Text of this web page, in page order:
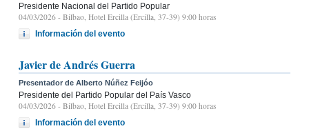
Presidente Nacional del Partido Popular
04/03/2026 - Bilbao, Hotel Ercilla (Ercilla, 37-39) 9:00 horas
Información del evento
Javier de Andrés Guerra
Presentador de Alberto Núñez Feijóo
Presidente del Partido Popular del País Vasco
04/03/2026 - Bilbao, Hotel Ercilla (Ercilla, 37-39) 9:00 horas
Información del evento